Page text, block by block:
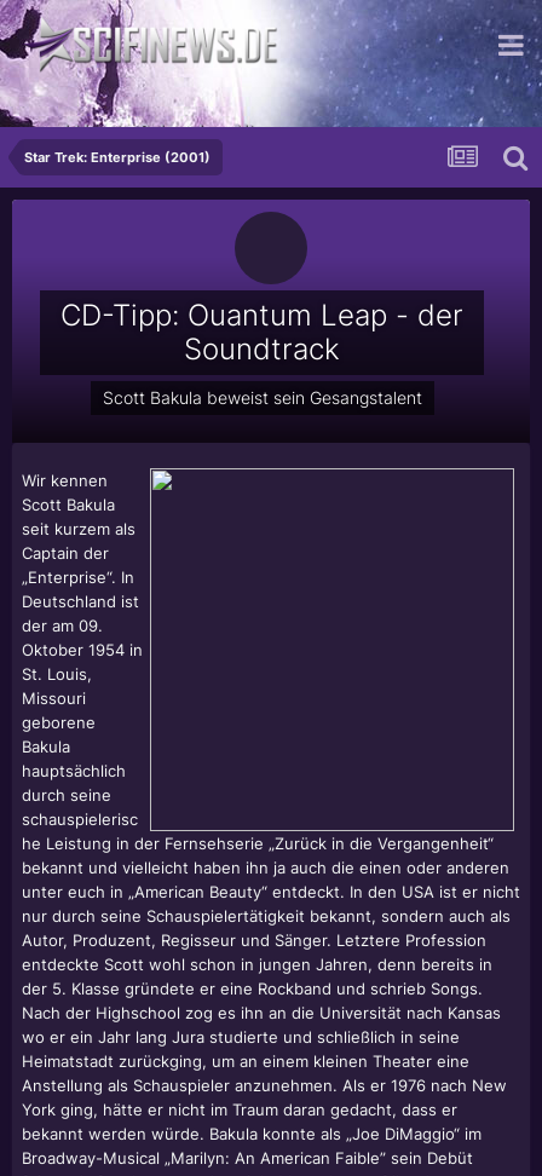
...echt krasse Schnecken Alter
Star Trek: Enterprise (2001)
CD-Tipp: Ouantum Leap - der
Soundtrack
Scott Bakula beweist sein Gesangstalent
Wir kennen
Scott Bakula
seit kurzem als
Captain der
„Enterprise“. In
Deutschland ist
der am 09.
Oktober 1954 in
St. Louis,
Missouri
geborene
Bakula
hauptsächlich
durch seine
schauspielerisc
he Leistung in der Fernsehserie „Zurück in die Vergangenheit“
bekannt und vielleicht haben ihn ja auch die einen oder anderen
unter euch in „American Beauty“ entdeckt. In den USA ist er nicht
nur durch seine Schauspielertätigkeit bekannt, sondern auch als
Autor, Produzent, Regisseur und Sänger. Letztere Profession
entdeckte Scott wohl schon in jungen Jahren, denn bereits in
der 5. Klasse gründete er eine Rockband und schrieb Songs.
Nach der Highschool zog es ihn an die Universität nach Kansas
wo er ein Jahr lang Jura studierte und schließlich in seine
Heimatstadt zurückging, um an einem kleinen Theater eine
Anstellung als Schauspieler anzunehmen. Als er 1976 nach New
York ging, hätte er nicht im Traum daran gedacht, dass er
bekannt werden würde. Bakula konnte als „Joe DiMaggio“ im
Broadway-Musical „Marilyn: An American Faible” sein Debüt